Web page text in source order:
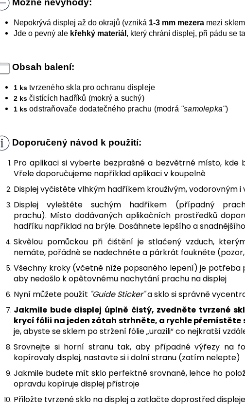
Možné nevýhody:
Nepokrývá displej až do okrajů (vzniká 1-3 mm mezera mezi
Jde o pevný ale křehký materiál , který chrání displej, při pádu se
Obsah balení:
1 ks tvrzeného skla pro ochranu displeje
2 ks čistících hadříků (mokrý a suchý)
1 ks odstraňovače dodatečného prachu (modrá "samolepka")
Doporučený návod k použití:
Pro aplikaci si vyberte bezprašné a bezvětrné místo, kde
Vřele doporučujeme například aplikaci v koupelně
Displej vyčistěte vlhkým hadříkem krouživým, vodorovným
Displej vyleštěte suchým hadříkem (případný
prachu). Místo dodávaných aplikačních prostředků
hadříku například na brýle. Dosáhnete lepšího a
Skvělou pomůckou při čištění je stlačený vzduch,
nemáte, pořádně se nadechněte a párkrát foukněte
Všechny kroky (včetně níže popsaného lepení) je potřeba
aby nedošlo k opětovnému nachytání prachu na displej
Nyní můžete použít "Guide Sticker"a sklo si správně
Jakmile bude displej úplně čistý, zvedněte tvrzené
krycí fólii na jeden zátah strhněte, a rychle přemístěte
je, abyste se sklem po stržení fólie „urazili“ co nejkratší
Srovnejte si horní stranu tak, aby případné výřezy na
kopírovaly displej, nastavte si i dolní stranu (zatím nelepte)
Jakmile budete mít sklo perfektně srovnané, lehce ho
opravdu kopíruje displej přístroje
Přiložte tvrzené sklo na displej a zatlačte doprostřed